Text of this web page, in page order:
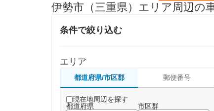
伊勢市（三重県）エリア周辺の
条件で絞り込む
エリア
都道府県/市区郡 郵便番号
現在地周辺を探す
都道府県
市区群